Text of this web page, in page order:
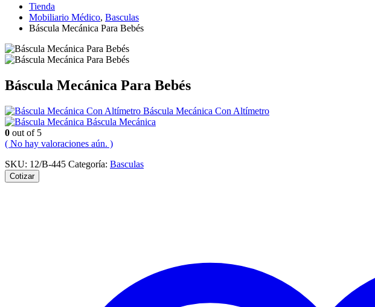
Tienda
Mobiliario Médico, Basculas
Báscula Mecánica Para Bebés
Báscula Mecánica Para Bebés
Báscula Mecánica Con Altímetro
Báscula Mecánica
0 out of 5
( No hay valoraciones aún. )
SKU: 12/B-445 Categoría: Basculas
Cotizar